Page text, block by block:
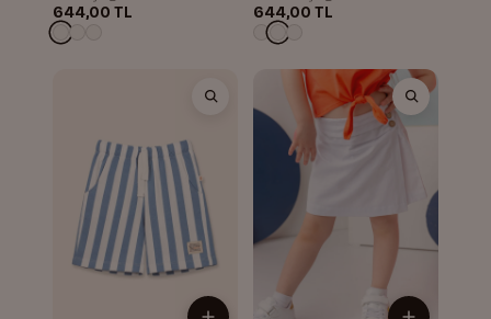
644,00 TL 644,00 TL